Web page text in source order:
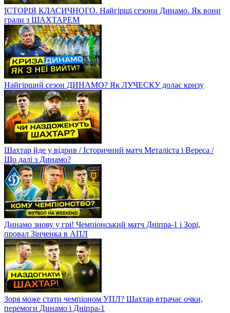
ІСТОРІЯ КЛАСИЧНОГО. Найгірші сезони Динамо. Як вони
грали з ШАХТАРЕМ
Найгірший сезон ДИНАМО? Як ЛУЧЕСКУ долає кризу
Шахтар йде у відрив / Історичний матч Металіста і Вереса /
Що далі з Динамо?
Динамо знову у грі! Чемпіонський матч Дніпра-1 і Зорі,
провал Зінченка в АПЛ
Зоря може стати чемпіоном УПЛ? Шахтар втрачає очки,
перемоги Динамо і Дніпра-1